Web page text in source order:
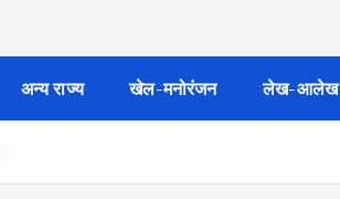
अन्य राज्य खेल-मनोरंजन लेख-आलेख